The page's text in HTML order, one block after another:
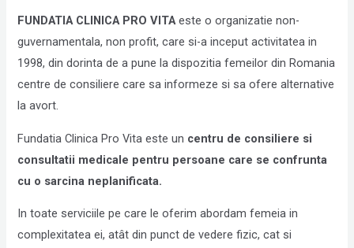
FUNDATIA CLINICA PRO VITAeste o organizatie non-
guvernamentala, non profit, care si-a inceput activitatea in
1998, din dorinta de a pune la dispozitia femeilor din Romania
centre de consiliere care sa informeze si sa ofere alternative
la avort.
Fundatia Clinica Pro Vita este un centru de consiliere si
consultatii medicale pentru persoane care se confrunta
cu o sarcina neplanificata.
In toate serviciile pe care le oferim abordam femeia in
complexitatea ei, atât din punct de vedere fizic, cat si